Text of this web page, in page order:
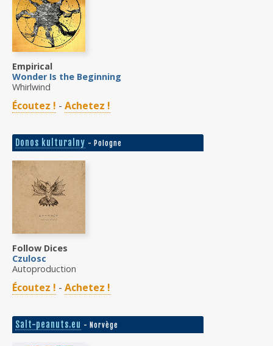
Empirical
Wonder Is the Beginning
Whirlwind
Écoutez ! - Achetez !
Donos kulturalny - Pologne
Follow Dices
Czulosc
Autoproduction
Écoutez ! - Achetez !
Salt-peanuts.eu - Norvège